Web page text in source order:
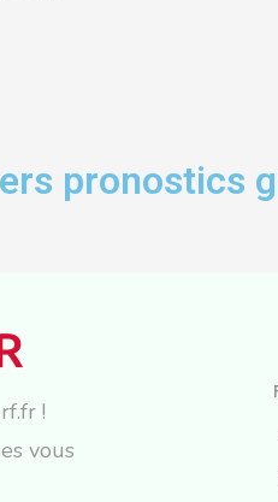
pronostics
!
vous